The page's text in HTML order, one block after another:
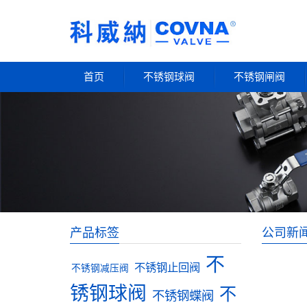
首页 不锈钢球阀 不锈钢闸阀
公司新
产品标签
不锈钢减压阀 不锈钢止回阀
不
锈钢球阀
不锈钢蝶阀 不